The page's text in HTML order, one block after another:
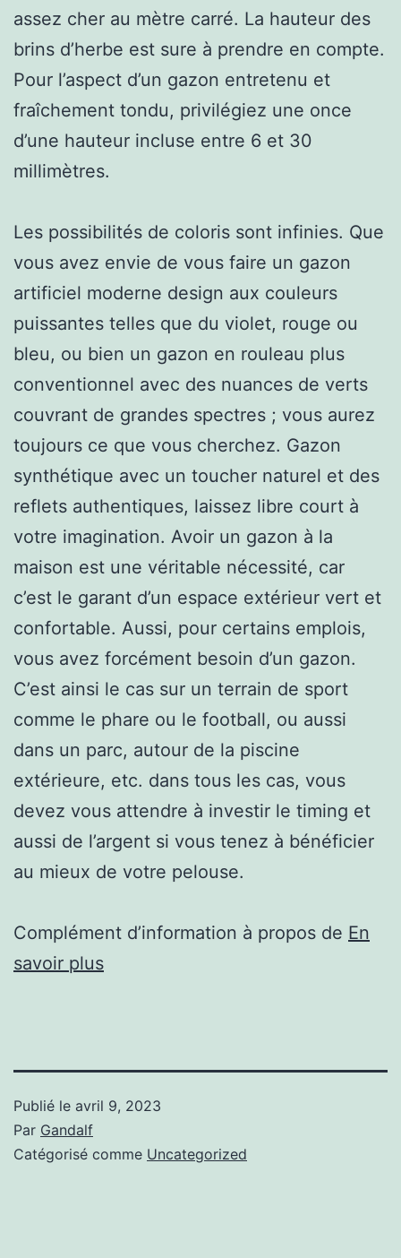
assez cher au mètre carré. La hauteur des
brins d’herbe est sure à prendre en compte.
Pour l’aspect d’un gazon entretenu et
fraîchement tondu, privilégiez une once
d’une hauteur incluse entre 6 et 30
millimètres.
Les possibilités de coloris sont infinies. Que
vous avez envie de vous faire un gazon
artificiel moderne design aux couleurs
puissantes telles que du violet, rouge ou
bleu, ou bien un gazon en rouleau plus
conventionnel avec des nuances de verts
couvrant de grandes spectres ; vous aurez
toujours ce que vous cherchez. Gazon
synthétique avec un toucher naturel et des
reflets authentiques, laissez libre court à
votre imagination. Avoir un gazon à la
maison est une véritable nécessité, car
c’est le garant d’un espace extérieur vert et
confortable. Aussi, pour certains emplois,
vous avez forcément besoin d’un gazon.
C’est ainsi le cas sur un terrain de sport
comme le phare ou le football, ou aussi
dans un parc, autour de la piscine
extérieure, etc. dans tous les cas, vous
devez vous attendre à investir le timing et
aussi de l’argent si vous tenez à bénéficier
au mieux de votre pelouse.
Complément d’information à propos de En
savoir plus
Publié le avril 9, 2023
Par Gandalf
Catégorisé comme Uncategorized